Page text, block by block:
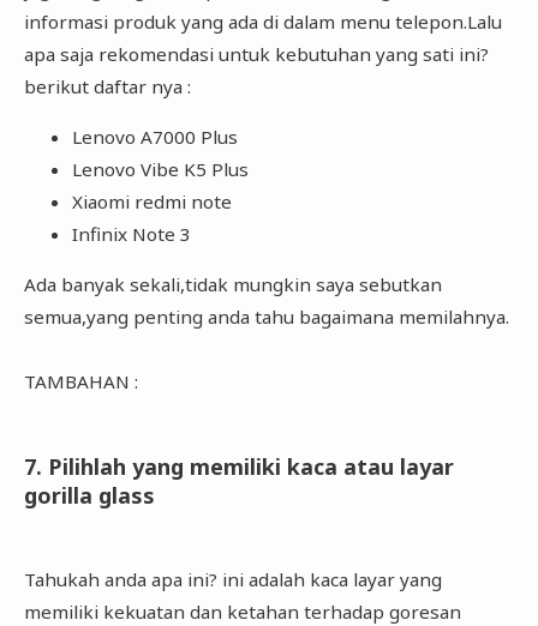
informasi produk yang ada di dalam menu telepon.Lalu
apa saja rekomendasi untuk kebutuhan yang sati ini?
berikut daftar nya :
Lenovo A7000 Plus
Lenovo Vibe K5 Plus
Xiaomi redmi note
Infinix Note 3
Ada banyak sekali,tidak mungkin saya sebutkan
semua,yang penting anda tahu bagaimana memilahnya.
TAMBAHAN :
7. Pilihlah yang memiliki kaca atau layar
gorilla glass
Tahukah anda apa ini? ini adalah kaca layar yang
memiliki kekuatan dan ketahan terhadap goresan